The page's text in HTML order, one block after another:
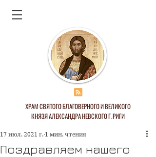
ХРАМ СВЯТОГО БЛАГОВЕРНОГО И ВЕЛИКОГО
КНЯЗЯ АЛЕКСАНДРА НЕВСКОГО Г. РИГИ
Поздравляем нашего
17 июл. 2021 г. 1 мин. чтения